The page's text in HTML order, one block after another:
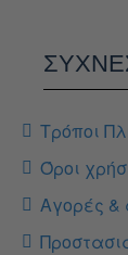
Τρόποι
Όροι
Αγορές